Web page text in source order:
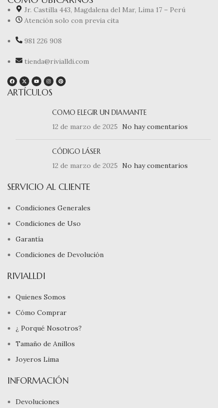
Jr. Castilla 443, Magdalena del Mar, Lima 17 – Perú
Atención solo con previa cita
981 226 908
tienda@rivialldi.com
ARTÍCULOS
COMO ELEGIR UN DIAMANTE
12 de marzo de 2025
No hay comentarios
CÓDIGO LÁSER
12 de marzo de 2025
No hay comentarios
SERVICIO AL CLIENTE
Condiciones Generales
Condiciones de Uso
Garantía
Condiciones de Devolución
RIVIALLDI
Quienes Somos
Cómo Comprar
¿ Porqué Nosotros?
Tamaño de Anillos
Joyeros Lima
INFORMACIÓN
Devoluciones